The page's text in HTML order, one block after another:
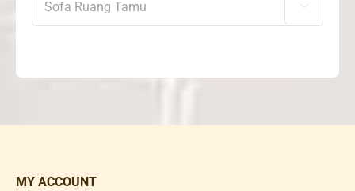

MY ACCOUNT